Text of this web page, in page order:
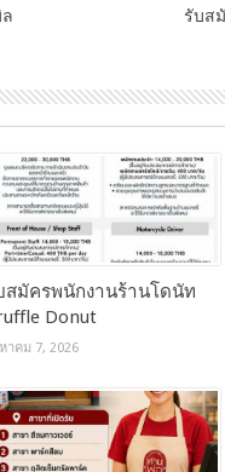
รับส
สมัครพนักงานร้านโดนัท
Donut
าคม 7, 2026